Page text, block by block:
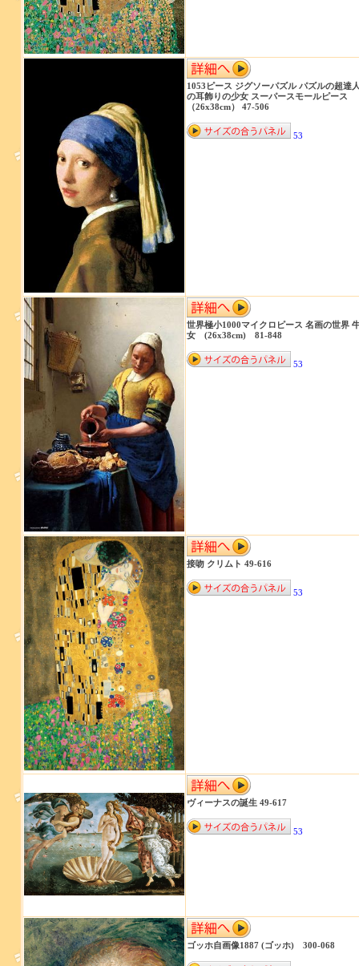
1053ピース ジグソーパズル パズルの超達
の耳飾りの少女 スーパースモールピース
（26x38cm） 47-506
53
世界極小1000マイクロピース 名画の世界
女 (26x38cm) 81-848
53
接吻 クリムト 49-616
53
ヴィーナスの誕生 49-617
53
ゴッホ自画像1887 (ゴッホ) 300-068